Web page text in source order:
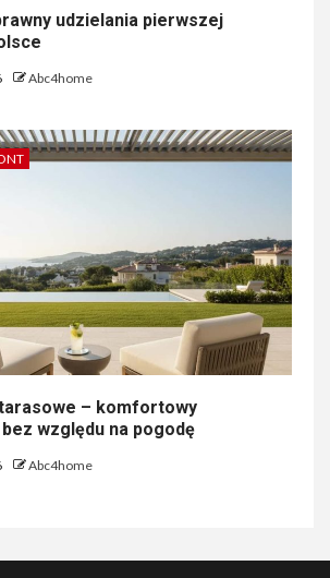
udzielania pierwszej
Abc4home
– komfortowy
względu na pogodę
Abc4home